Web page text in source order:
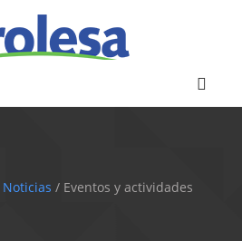
Noticias / Eventos y actividades